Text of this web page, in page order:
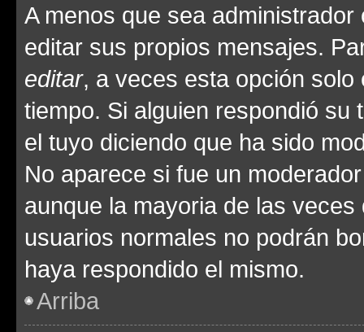
A menos que sea
editar sus propios mensajes.
editar, a veces esta opción
tiempo. Si alguien respondió
el tuyo diciendo que ha sido
No aparece si fue un
aunque la mayoria de las
usuarios normales no podrán
haya respondido el mismo.
Arriba